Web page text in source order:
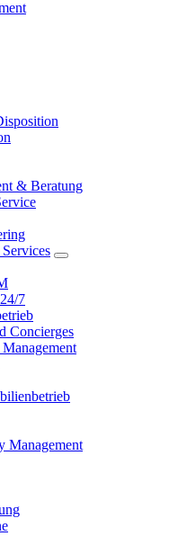
& Beratung
7
Concierges
Management